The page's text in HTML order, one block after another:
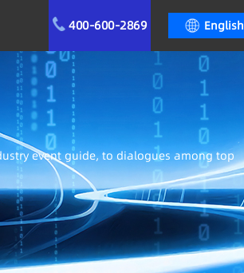
English
400-600-2869
event guide, to dialogues among top